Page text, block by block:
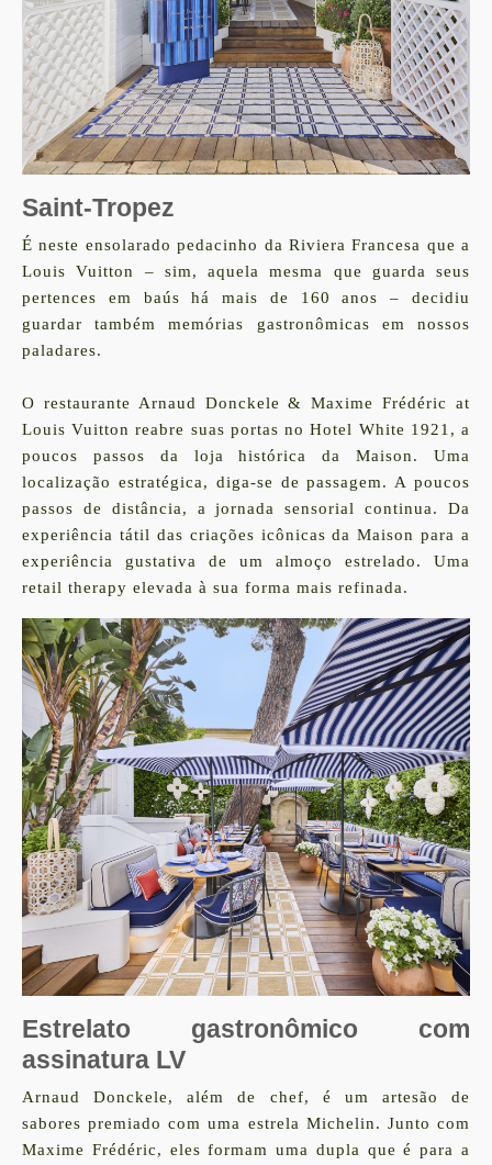
Saint-Tropez
É neste ensolarado pedacinho da Riviera Francesa que a
Louis Vuitton – sim, aquela mesma que guarda seus
pertences em baús há mais de 160 anos – decidiu
guardar também memórias gastronômicas em nossos
paladares.
O restaurante Arnaud Donckele & Maxime Frédéric at
Louis Vuitton reabre suas portas no Hotel White 1921, a
poucos passos da loja histórica da Maison. Uma
localização estratégica, diga-se de passagem. A poucos
passos de distância, a jornada sensorial continua. Da
experiência tátil das criações icônicas da Maison para a
experiência gustativa de um almoço estrelado. Uma
retail therapy elevada à sua forma mais refinada.
Estrelato gastronômico com
assinatura LV
Arnaud Donckele, além de chef, é um artesão de
sabores premiado com uma estrela Michelin. Junto com
Maxime Frédéric, eles formam uma dupla que é para a